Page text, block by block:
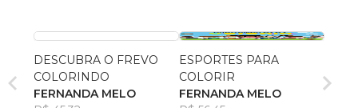
DESCUBRA O FREVO
COLORINDO
FERNANDA MELO
ESPORTES PARA
COLORIR
FERNANDA MELO